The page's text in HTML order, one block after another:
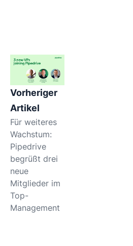
Vorheriger
Artikel
Für weiteres
Wachstum:
Pipedrive
begrüßt drei
neue
Mitglieder im
Top-
Management